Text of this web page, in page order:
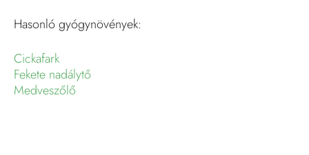
Hasonló gyógynövények:
Cickafark
Fekete nadálytő
Medveszőlő